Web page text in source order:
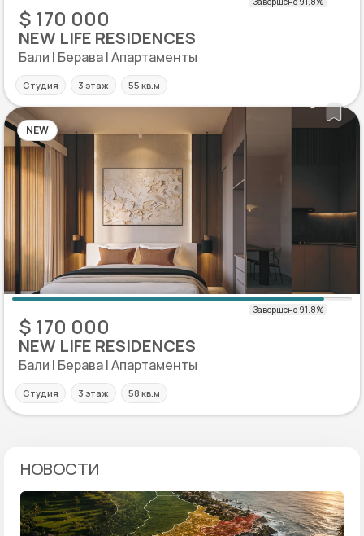
$ 170 000
NEW LIFE RESIDENCES
Бали | Берава | Апартаменты
Студия 3 этаж 55 кв.м
NEW
$ 170 000
NEW LIFE RESIDENCES
Бали | Берава | Апартаменты
Студия 3 этаж 58 кв.м
НОВОСТИ